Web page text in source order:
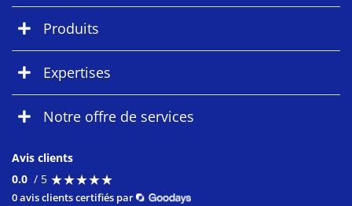
Produits
Expertises
Notre offre de services
Avis clients
0.0 / 5 ★★★★★
★★★★★
0 avis clients certifiés par